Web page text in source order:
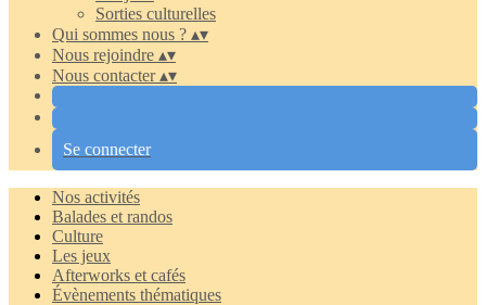
Sorties culturelles
Qui sommes nous ? ▴▾
Nous rejoindre ▴▾
Nous contacter▴▾
Se connecter
Nos activités
Balades et randos
Culture
Les jeux
Afterworks et cafés
Évènements thématiques